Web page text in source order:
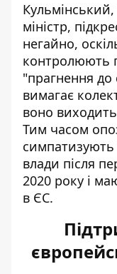
міністр,
негайно,
контролюють
"прагнення до
вимагає
воно
Тим часом
симпатизують
влади після
2020 року і
в ЄС.